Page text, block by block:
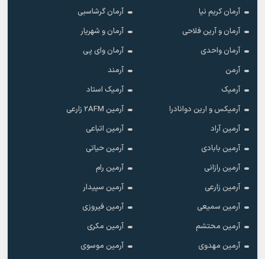
آرمان کریم نیا
آرمان گرشاسبی
آرمان و آرین فلاحی
آرمان و شهریار
آرمان واحدی
آرمان وای پی
آرمن
آرمند
آرمیک
آرمیک استاد
آرمیکس و ارین دوانادرا
آرمین 2AFM زارعی
آرمین آراد
آرمین اتباعی
آرمین بابادی
آرمین حیاتی
آرمین رازانی
آرمین رام
آرمین زارعی
آرمین سپیدار
آرمین سمیعی
آرمین فیروزی
آرمین محتشم
آرمین مکری
آرمین مهدوی
آرمین موسوی